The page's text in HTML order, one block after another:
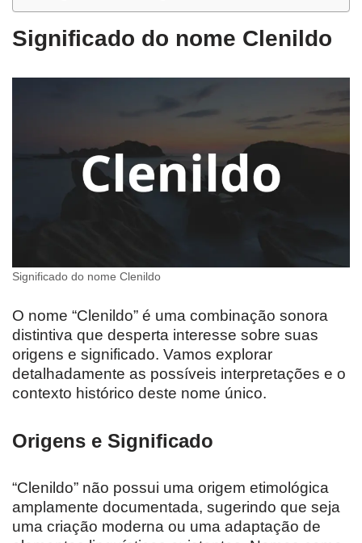
Significado do nome Clenildo
Significado do nome Clenildo
O nome “Clenildo” é uma combinação sonora
distintiva que desperta interesse sobre suas
origens e significado. Vamos explorar
detalhadamente as possíveis interpretações e o
contexto histórico deste nome único.
Origens e Significado
“Clenildo” não possui uma origem etimológica
amplamente documentada, sugerindo que seja
uma criação moderna ou uma adaptação de